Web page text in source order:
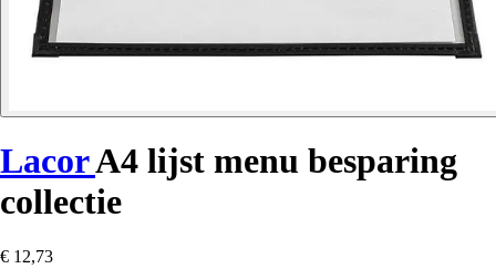
LacorA4 lijst menu besparing
collectie
€ 12,73